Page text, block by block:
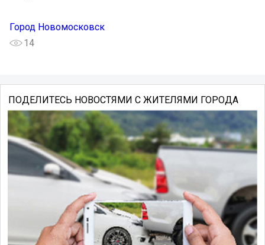
Город Новомосковск
14
ПОДЕЛИТЕСЬ НОВОСТЯМИ С ЖИТЕЛЯМИ ГОРОДА